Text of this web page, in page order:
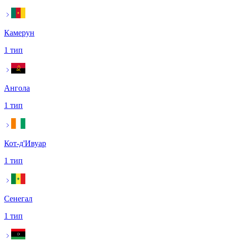
Камерун
1 тип
Ангола
1 тип
Кот-д'Ивуар
1 тип
Сенегал
1 тип